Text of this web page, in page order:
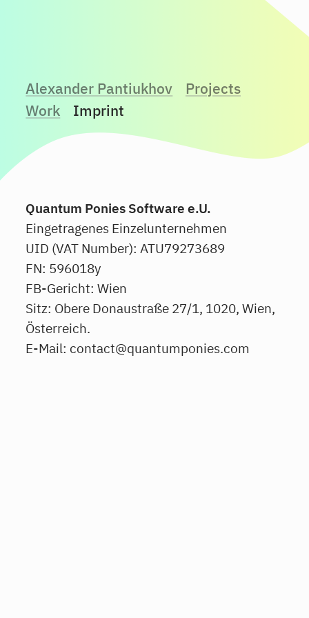
Alexander Pantiukhov
Projects
Work
Imprint
Quantum Ponies Software e.U.
Eingetragenes Einzelunternehmen
UID (VAT Number): ATU79273689
FN: 596018y
FB-Gericht: Wien
Sitz: Obere Donaustraße 27/1, 1020, Wien,
Österreich.
E-Mail: contact@quantumponies.com